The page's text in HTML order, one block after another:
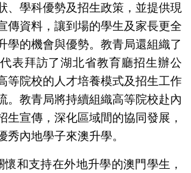
、學科優勢及招生政策，並提供現
傳資料，讓到場的學生及家長更全
學的機會與優勢。教青局還組織了
表拜訪了湖北省教育廳招生辦公
等院校的人才培養模式及招生工作
。教青局將持續組織高等院校赴內
生宣傳，深化區域間的協同發展，
秀內地學子來澳升學。
懷和支持在外地升學的澳門學生，